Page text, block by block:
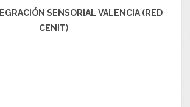
SENSORIAL VALENCIA (RED
CENIT)